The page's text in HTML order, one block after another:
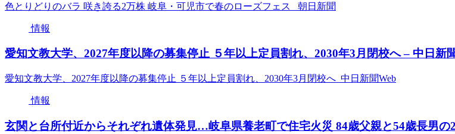
色とりどりのバラ 咲き誇る2万株 岐阜・可児市で春のローズフェス 朝日新聞
情報
愛知文教大学、2027年度以降の募集停止 ５年以上定員割れ、2030年3月閉校へ – 中日新
愛知文教大学、2027年度以降の募集停止 ５年以上定員割れ、2030年3月閉校へ 中日新聞Web
情報
玄関と台所付近からそれぞれ遺体発見…岐阜県養老町で住宅火災 84歳父親と54歳長男の